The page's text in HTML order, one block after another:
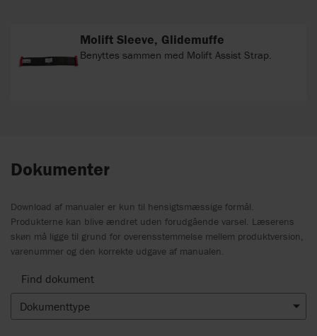
Molift Sleeve, Glidemuffe
Benyttes sammen med Molift Assist Strap.
Dokumenter
Download af manualer er kun til hensigtsmæssige formål.
Produkterne kan blive ændret uden forudgående varsel. Læserens
skøn må ligge til grund for overensstemmelse mellem produktversion,
varenummer og den korrekte udgave af manualen.
Find dokument
Dokumenttype